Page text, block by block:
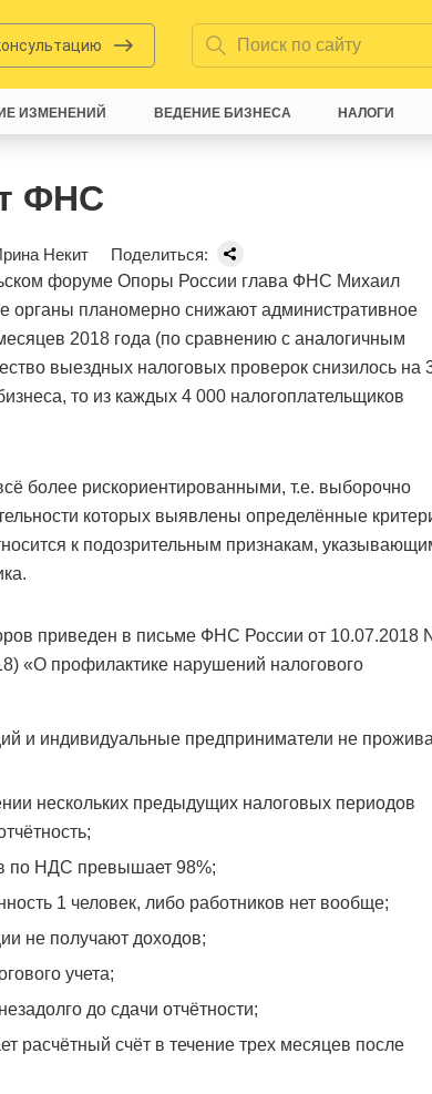
ФНС
Некит
Поделиться:
форуме Опоры России глава ФНС Михаил
органы планомерно снижают административное
2018 года (по сравнению с аналогичным
выездных налоговых проверок снизилось на
то из каждых 4 000 налогоплательщиков
более рискориентированными, т.е. выборочно
которых выявлены определённые
к подозрительным признакам,
приведен в письме ФНС России от 10.07.2018 N
«О профилактике нарушений налогового
и индивидуальные предприниматели не
нескольких предыдущих налоговых периодов
по НДС превышает 98%;
1 человек, либо работников нет вообще;
не получают доходов;
учета;
до сдачи отчётности;
расчётный счёт в течение трех месяцев после
ИЗМЕНЕНИЙ ВЕДЕНИЕ БИЗНЕСА НАЛОГИ